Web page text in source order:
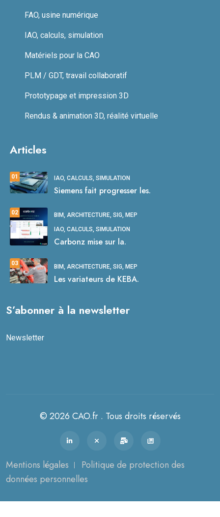
FAO, usine numérique
IAO, calculs, simulation
Matériels pour la CAO
PLM / GDT, travail collaboratif
Prototypage et impression 3D
Rendus & animation 3D, réalité virtuelle
Articles
01 IAO, CALCULS, SIMULATION
Siemens fait progresser les.
02 BIM, ARCHITECTURE, SIG, MEP
IAO, CALCULS, SIMULATION
Carbonz mise sur la.
03 BIM, ARCHITECTURE, SIG, MEP
Les variateurs de KEBA.
S’abonner à la newsletter
Newsletter
© 2026 CAO.fr . Tous droits réservés
Mentions légales
Politique de protection des
données personnelles